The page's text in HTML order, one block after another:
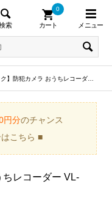
索 カート
0
メニュー
カメラ おうちレコーダー VL-CA10X（電源直結式）
円分のチャンス
こちら ■
ちレコーダー VL-